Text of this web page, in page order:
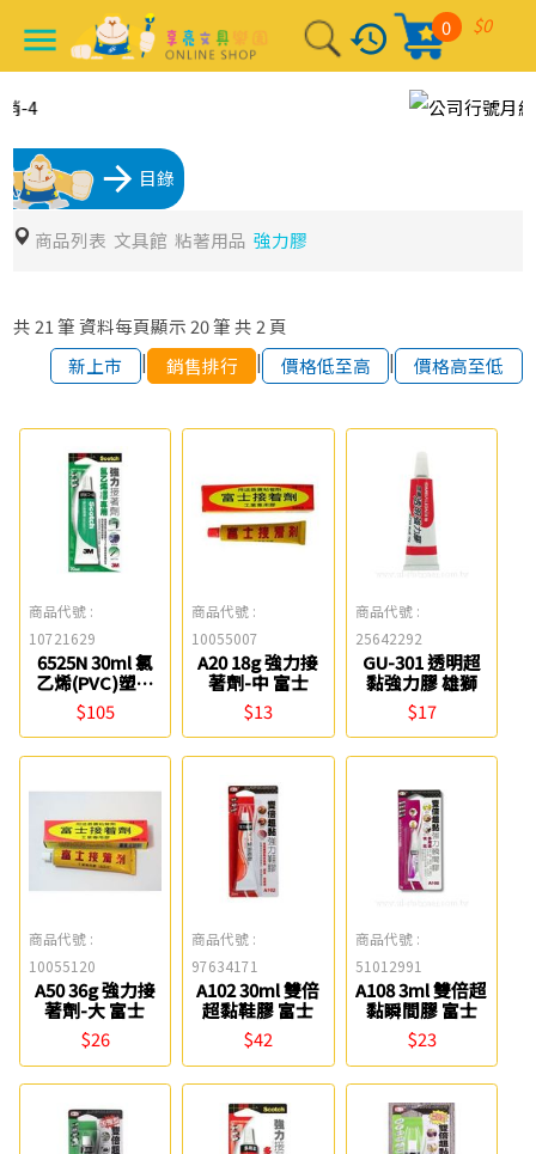
menu history $0
0
arrow_forward 目錄
商品列表 文具館 粘著用品 強力膠
共 21 筆 資料每頁顯示 20筆 共 2 頁
新上市
| 銷售排行 | 價格低至高 | 價格高至低
商品代號 :
10721629
6525N 30ml 氯
乙烯(PVC)塑膠
專用強力接著劑
3M
$105
商品代號 :
10055007
A20 18g 強力接
著劑-中 富士
$13
商品代號 :
25642292
GU-301 透明超
黏強力膠 雄獅
$17
商品代號 :
10055120
A50 36g 強力接
著劑-大 富士
$26
商品代號 :
97634171
A102 30ml 雙倍
超黏鞋膠 富士
$42
商品代號 :
51012991
A108 3ml 雙倍超
黏瞬間膠 富士
$23